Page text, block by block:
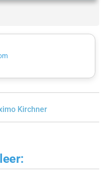
Kirchner